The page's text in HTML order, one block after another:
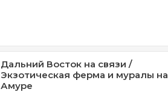
Дальний Восток на связи /
Экзотическая ферма и муралы на
Амуре